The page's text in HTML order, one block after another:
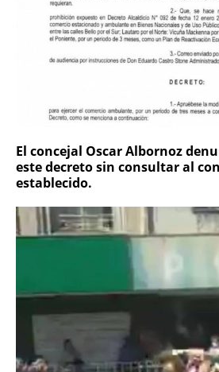
El concejal Oscar Albornoz
este decreto sin consultar al
establecido.